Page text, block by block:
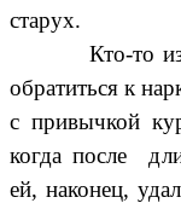
старух.
Кто-то из её
обратиться к
с привычкой
когда после
ей, наконец,